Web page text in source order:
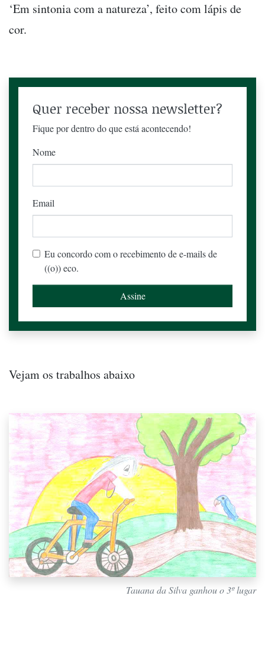
‘Em sintonia com a natureza’, feito com lápis de
cor.
Quer receber nossa newsletter?
Fique por dentro do que está acontecendo!
Nome
Email
Eu concordo com o recebimento de e-mails de
((o)) eco.
Vejam os trabalhos abaixo
Tauana da Silva ganhou o 3º lugar